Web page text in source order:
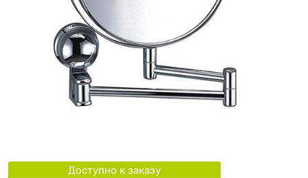
Доступно к заказу